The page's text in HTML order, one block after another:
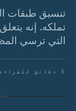
تنسيق طبقات
تملكه. إنه
التي ترسي
5 دقائق للقراءة · IRIS